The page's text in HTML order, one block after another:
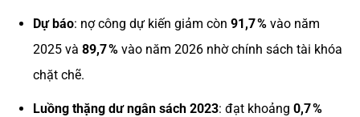
Dự báo: nợ công dự kiến giảm còn 91,7 %vào năm
2025 và 89,7 %vào năm 2026 nhờ chính sách tài khóa
chặt chẽ.
Luồng thặng dư ngân sách 2023: đạt khoảng 0,7 %